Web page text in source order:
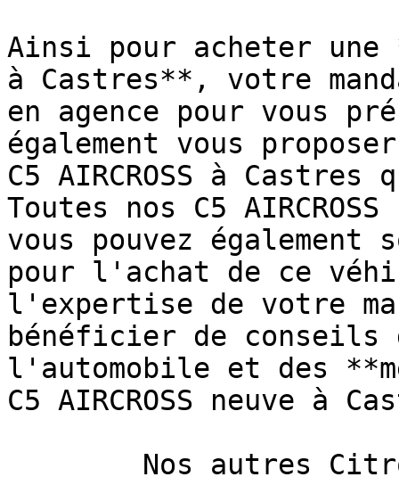
Ainsi pour acheter une
à Castres**, votre
en agence pour vous
également vous
C5 AIRCROSS à
Toutes nos C5
vous pouvez
pour l'achat de ce
l'expertise de votre
bénéficier de conseils
l'automobile et des
C5 AIRCROSS neuve à